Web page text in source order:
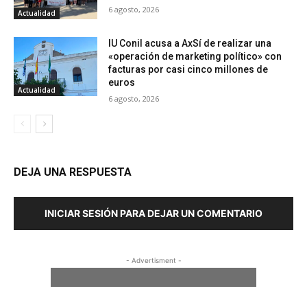
Actualidad 6 agosto, 2026
Actualidad
IU Conil acusa a AxSí de realizar una
«operación de marketing político» con
facturas por casi cinco millones de
euros
6 agosto, 2026
DEJA UNA RESPUESTA
INICIAR SESIÓN PARA DEJAR UN COMENTARIO
- Advertisment -